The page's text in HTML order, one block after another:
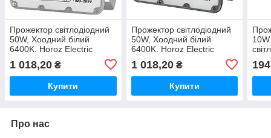
Прожектор світлодіодний
50W, Хоодний білий
6400K. Horoz Electric
1 018,20 ₴
Купити
Прожектор світлодіодний
50W, Хоодний білий
6400K. Horoz Electric
1 018,20₴
Купити
Про нас